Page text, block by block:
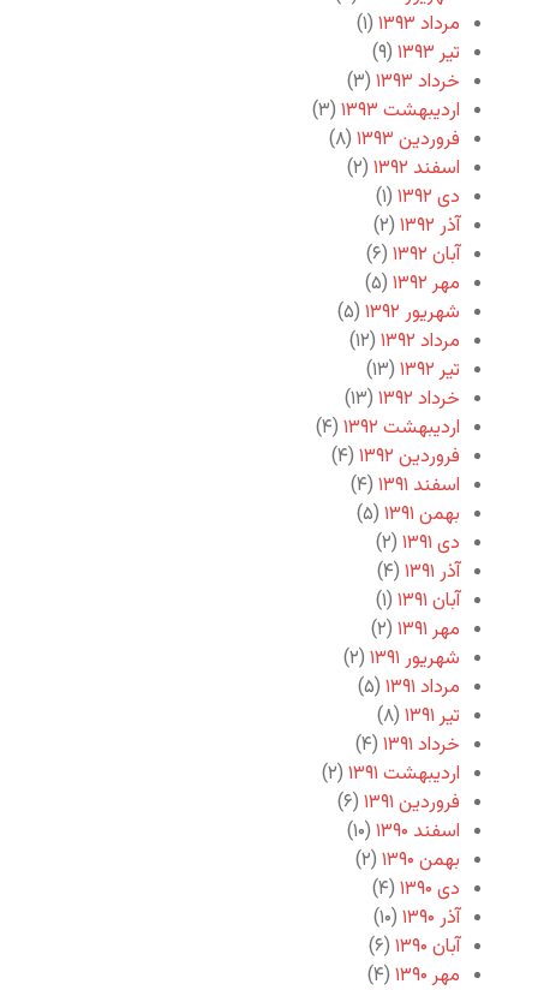
مرداد ۱۳۹۳
(۱)
تیر ۱۳۹۳
(۹)
خرداد ۱۳۹۳
(۳)
اردیبهشت ۱۳۹۳
(۳)
فروردین ۱۳۹۳
(۸)
اسفند ۱۳۹۲
(۲)
دی ۱۳۹۲
(۱)
آذر ۱۳۹۲
(۲)
آبان ۱۳۹۲
(۶)
مهر ۱۳۹۲
(۵)
شهریور ۱۳۹۲
(۵)
مرداد ۱۳۹۲
(۱۲)
تیر ۱۳۹۲
(۱۳)
خرداد ۱۳۹۲
(۱۳)
اردیبهشت ۱۳۹۲
(۴)
فروردین ۱۳۹۲
(۴)
اسفند ۱۳۹۱
(۴)
بهمن ۱۳۹۱
(۵)
دی ۱۳۹۱
(۲)
آذر ۱۳۹۱
(۴)
آبان ۱۳۹۱
(۱)
مهر ۱۳۹۱
(۲)
شهریور ۱۳۹۱
(۲)
مرداد ۱۳۹۱
(۵)
تیر ۱۳۹۱
(۸)
خرداد ۱۳۹۱
(۴)
اردیبهشت ۱۳۹۱
(۲)
فروردین ۱۳۹۱
(۶)
اسفند ۱۳۹۰
(۱۰)
بهمن ۱۳۹۰
(۲)
دی ۱۳۹۰
(۴)
آذر ۱۳۹۰
(۱۰)
آبان ۱۳۹۰
(۶)
مهر ۱۳۹۰
(۴)